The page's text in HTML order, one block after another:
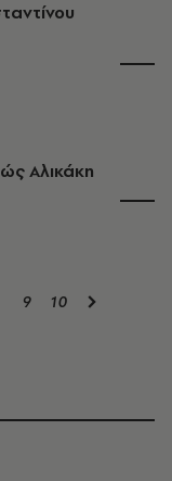
Αλικάκη
9 10